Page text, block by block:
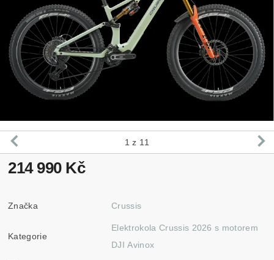
1 z 11
214 990 Kč
Značka Crussis
Kategorie
Elektrokola Crussis 2026 s motorem
DJI Avinox